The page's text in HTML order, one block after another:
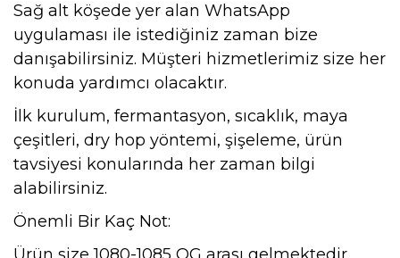
Sağ alt köşede yer alan WhatsApp
uygulaması ile istediğiniz zaman bize
danışabilirsiniz. Müşteri hizmetlerimiz size her
konuda yardımcı olacaktır.
İlk kurulum, fermantasyon, sıcaklık, maya
çeşitleri, dry hop yöntemi, şişeleme, ürün
tavsiyesi konularında her zaman bilgi
alabilirsiniz.
Önemli Bir Kaç Not: